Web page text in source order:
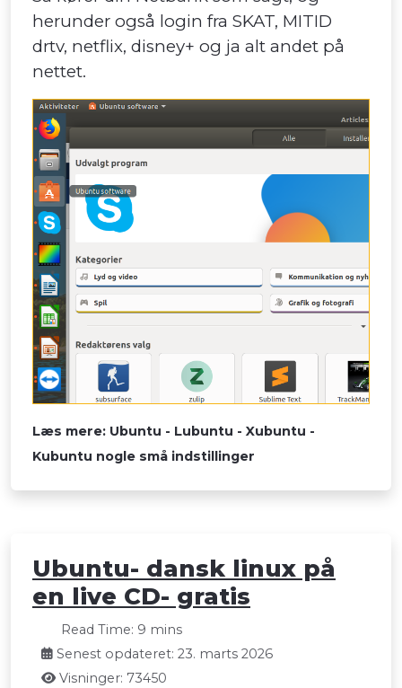
herunder også login fra SKAT, MITID
drtv, netflix, disney+ og ja alt andet på
nettet.
Læs mere: Ubuntu - Lubuntu - Xubuntu -
Kubuntu nogle små indstillinger
Ubuntu- dansk linux på
en live CD- gratis
Read Time: 9 mins
Senest opdateret: 23. marts 2026
Visninger: 73450